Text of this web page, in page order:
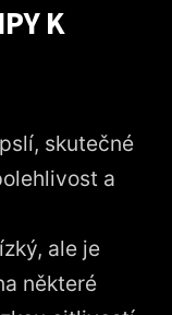
K
skutečné
a
ale je
některé